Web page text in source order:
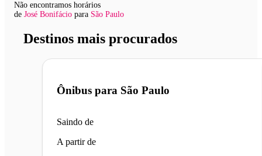
Não encontramos horários
de José Bonifácio para São Paulo
Destinos mais procurados
Ônibus para São Paulo
Saindo de
A partir de